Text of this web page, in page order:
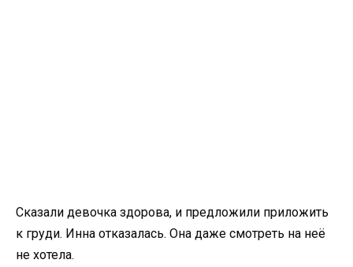
Сказали девочка здорова, и предложили приложить
к груди. Инна отказалась. Она даже смотреть на неё
не хотела.